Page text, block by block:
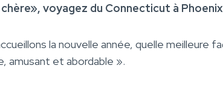
voyagez du Connecticut à
la nouvelle année, quelle meilleure
amusant et abordable ».